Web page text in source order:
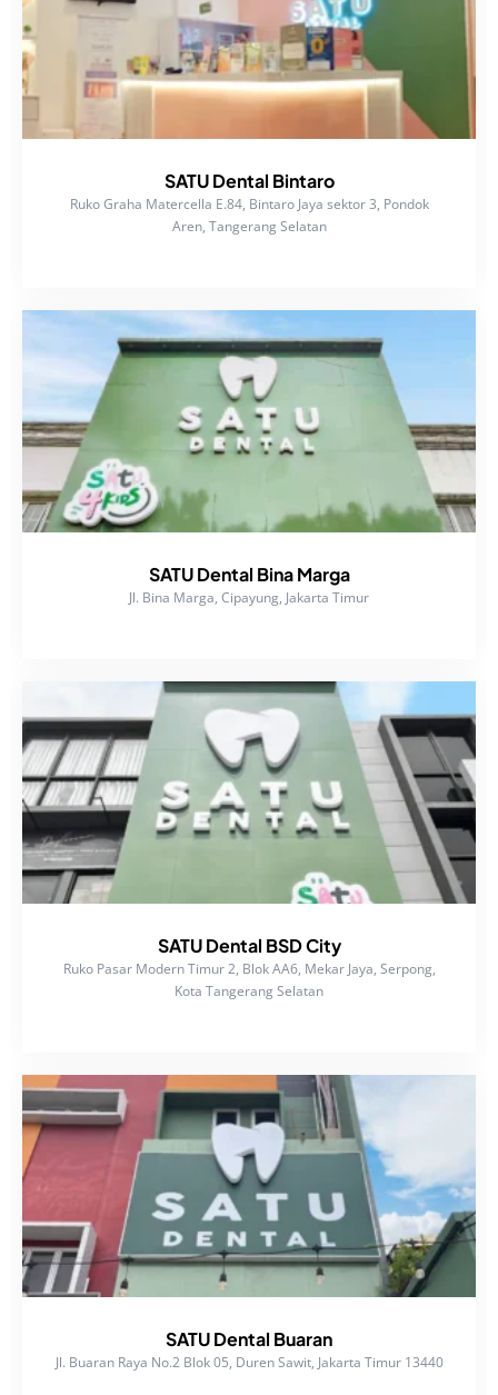
SATU Dental Bintaro
Ruko Graha Matercella E.84, Bintaro Jaya sektor 3, Pondok
Aren, Tangerang Selatan
SATU Dental Bina Marga
Jl. Bina Marga, Cipayung, Jakarta Timur
SATU Dental BSD City
Ruko Pasar Modern Timur 2, Blok AA6, Mekar Jaya, Serpong,
Kota Tangerang Selatan
SATU Dental Buaran
Jl. Buaran Raya No.2 Blok 05, Duren Sawit, Jakarta Timur 13440